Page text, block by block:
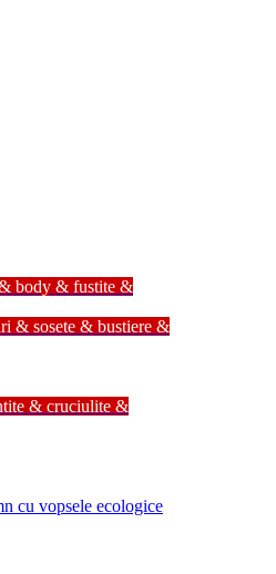
body & fustite &
& sosete & bustiere &
& cruciulite &
cu vopsele ecologice